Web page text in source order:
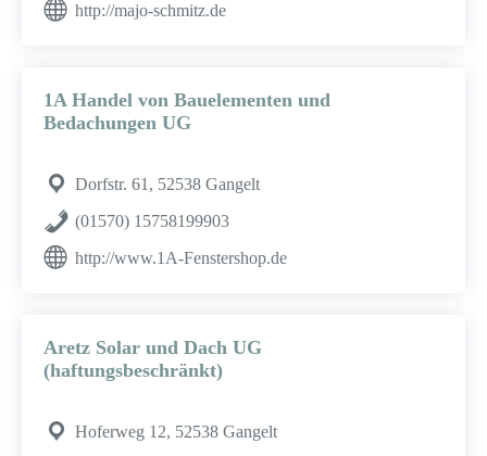
http://majo-schmitz.de
1A Handel von Bauelementen und
Bedachungen UG
Dorfstr. 61, 52538 Gangelt
(01570) 15758199903
http://www.1A-Fenstershop.de
Aretz Solar und Dach UG
(haftungsbeschränkt)
Hoferweg 12, 52538 Gangelt